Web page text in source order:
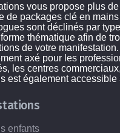
vous propose plus
de packages clé en
sont déclinés par
thématique afin de
de votre manifestation.
axé pour les
les centres
est également accessible
enfants